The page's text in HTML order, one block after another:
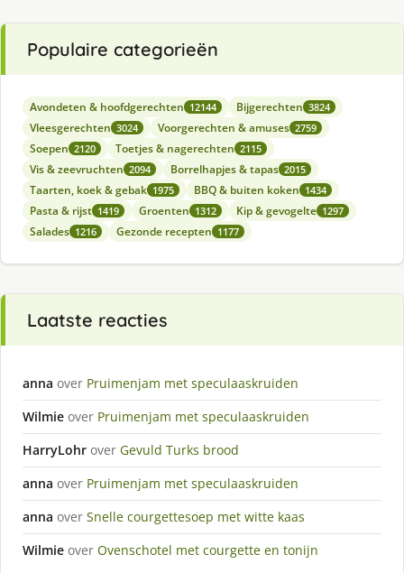
Populaire categorieën
Avondeten & hoofdgerechten 12144 Bijgerechten 3824
Vleesgerechten 3024 Voorgerechten & amuses 2759
Soepen 2120 Toetjes & nagerechten 2115
Vis & zeevruchten 2094 Borrelhapjes & tapas 2015
Taarten, koek & gebak 1975 BBQ & buiten koken 1434
Pasta & rijst 1419 Groenten 1312 Kip & gevogelte 1297
Salades 1216 Gezonde recepten 1177
Laatste reacties
anna over Pruimenjam met speculaaskruiden
Wilmie over Pruimenjam met speculaaskruiden
HarryLohr over Gevuld Turks brood
anna over Pruimenjam met speculaaskruiden
anna over Snelle courgettesoep met witte kaas
Wilmie over Ovenschotel met courgette en tonijn